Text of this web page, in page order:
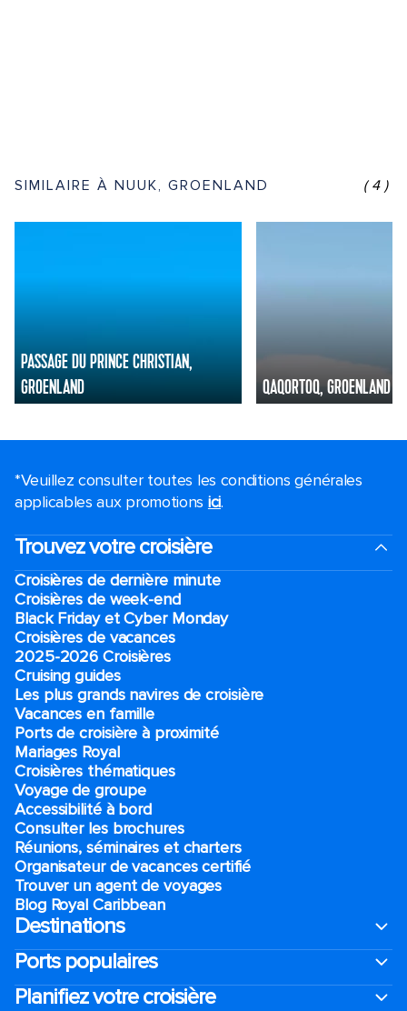
SIMILAIRE À NUUK, GROENLAND (4)
PASSAGE DU PRINCE CHRISTIAN,
GROENLAND
QAQORTOQ, GROENLAND
*Veuillez consulter toutes les conditions générales
applicables aux promotions ici.
Trouvez votre croisière
Croisières de dernière minute
Croisières de week-end
Black Friday et Cyber Monday
Croisières de vacances
2025-2026 Croisières
Cruising guides
Les plus grands navires de croisière
Vacances en famille
Ports de croisière à proximité
Mariages Royal
Croisières thématiques
Voyage de groupe​
Accessibilité à bord​
Consulter les brochures
Réunions, séminaires et charters
Organisateur de vacances certifié
Trouver un agent de voyages
Blog Royal Caribbean
Destinations
Ports populaires
Planifiez votre croisière